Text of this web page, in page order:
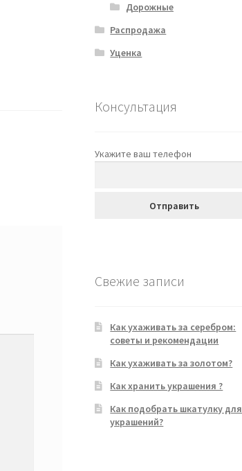
Дорожные
Распродажа
Уценка
Консультация
Укажите ваш телефон
Свежие записи
Как ухаживать за серебром:
советы и рекомендации
Как ухаживать за золотом?
Как хранить украшения ?
Как подобрать шкатулку для
украшений?